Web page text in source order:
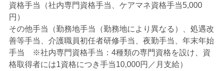
資格手当（社内専門資格手当、ケアマネ資格手当5,000
円）
その他手当（勤務地手当（勤務地により異なる）、処遇改
善等手当、介護職員初任者研修手当、夜勤手当、年末年始
手当 ※社内専門資格手当：4種類の専門資格を設け、資
格取得者には1資格につき手当10,000円／月支給）